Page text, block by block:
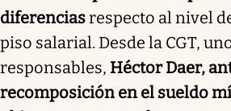
diferenciasrespecto al nivel
piso salarial. Desde la CGT,
responsables, Héctor Daer,
recomposición en el sueldo